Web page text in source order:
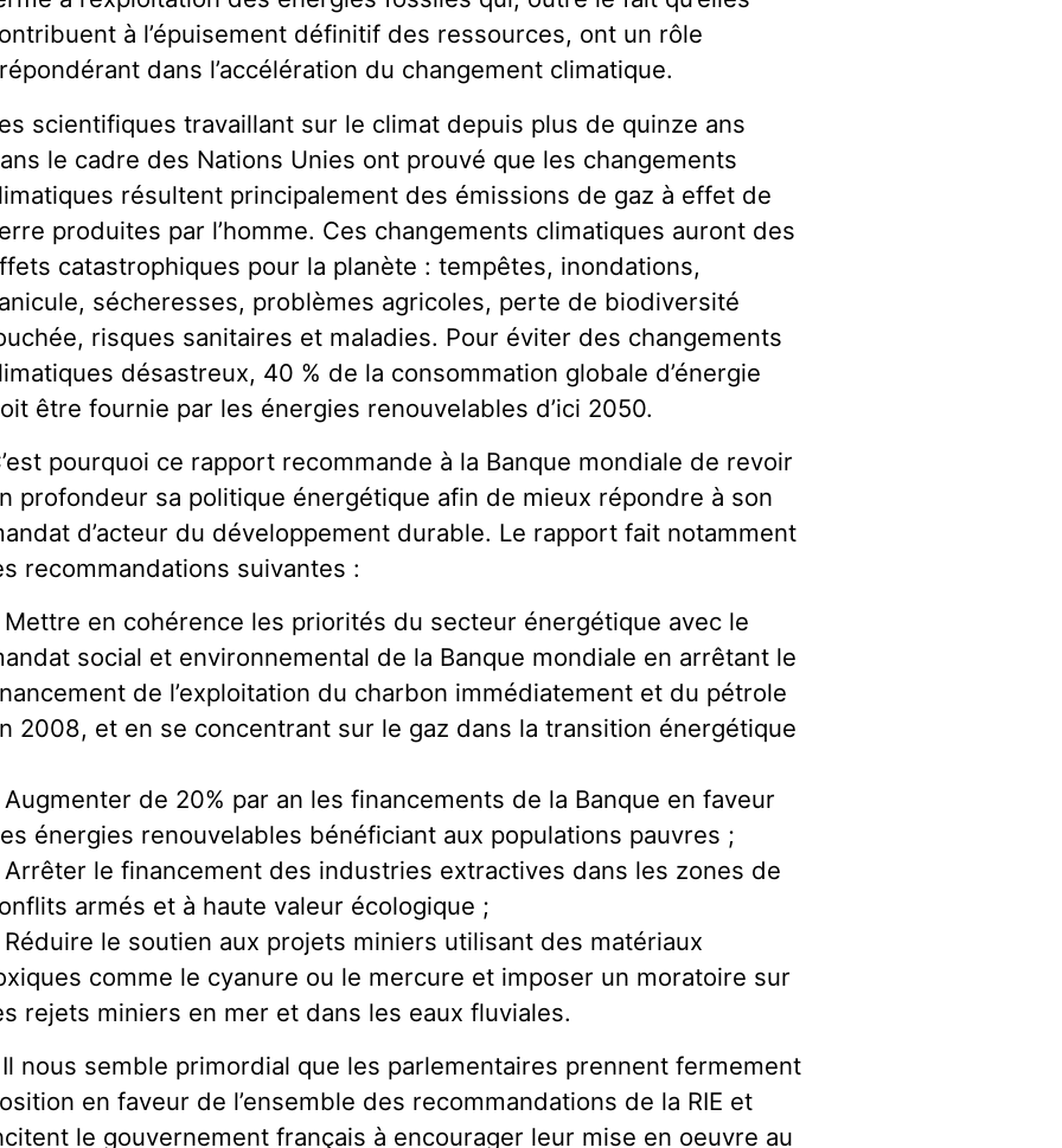
à l’épuisement définitif des ressources, ont un rôle
dans l’accélération du changement climatique.
scientifiques travaillant sur le climat depuis plus de quinze ans
le cadre des Nations Unies ont prouvé que les changements
résultent principalement des émissions de gaz à effet de
produites par l’homme. Ces changements climatiques auront des
catastrophiques pour la planète : tempêtes, inondations,
sécheresses, problèmes agricoles, perte de biodiversité
risques sanitaires et maladies. Pour éviter des changements
désastreux, 40 % de la consommation globale d’énergie
être fournie par les énergies renouvelables d’ici 2050.
pourquoi ce rapport recommande à la Banque mondiale de revoir
profondeur sa politique énergétique afin de mieux répondre à son
d’acteur du développement durable. Le rapport fait notamment
recommandations suivantes :
Mettre en cohérence les priorités du secteur énergétique avec le
social et environnemental de la Banque mondiale en arrêtant le
de l’exploitation du charbon immédiatement et du pétrole
2008, et en se concentrant sur le gaz dans la transition énergétique
Augmenter de 20% par an les financements de la Banque en faveur
énergies renouvelables bénéficiant aux populations pauvres ;
Arrêter le financement des industries extractives dans les zones de
armés et à haute valeur écologique ;
Réduire le soutien aux projets miniers utilisant des matériaux
comme le cyanure ou le mercure et imposer un moratoire sur
rejets miniers en mer et dans les eaux fluviales.
_ Il nous semble primordial que les parlementaires prennent fermement
en faveur de l’ensemble des recommandations de la RIE et
le gouvernement français à encourager leur mise en oeuvre au